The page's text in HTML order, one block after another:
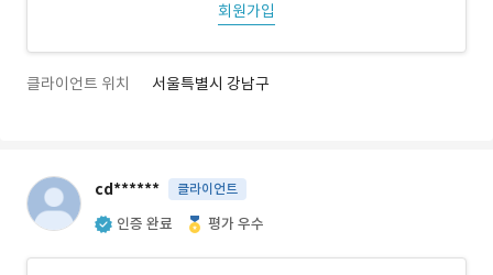
회원가입
클라이언트 위치 서울특별시 강남구
cd****** 클라이언트
인증 완료 평가 우수